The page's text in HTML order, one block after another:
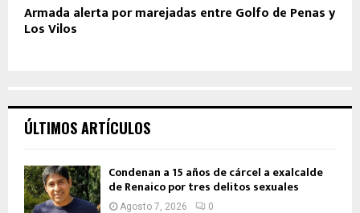
Armada alerta por marejadas entre Golfo de Penas y
Los Vilos
ÚLTIMOS ARTÍCULOS
Condenan a 15 años de cárcel a exalcalde
de Renaico por tres delitos sexuales
Agosto 7, 2026 0